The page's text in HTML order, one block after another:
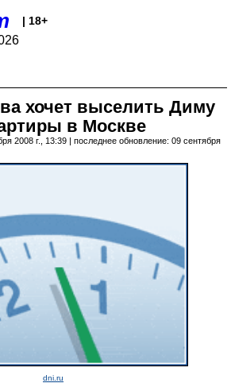
| 18+
хочет выселить Диму
в Москве
2008 г., 13:39 | последнее обновление: 09 сентября
dni.ru